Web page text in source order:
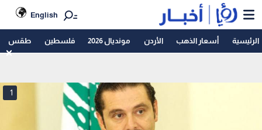
English
الرئيسية أسعار الذهب الأردن مونديال 2026 فلسطين طقس
1